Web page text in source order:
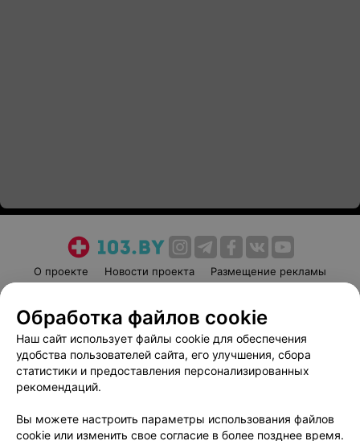
О проекте Новости проекта
Размещение рекламы
Пользовательское соглашение
Способы оплаты
Вакансии
Партнеры
Написать руководителю 103.by
Обработка персональных данных
Обработка файлов cookie
Наш сайт использует файлы cookie для обеспечения
удобства пользователей сайта, его улучшения, сбора
статистики и предоставления персонализированных
рекомендаций.
Вы можете настроить параметры использования файлов
cookie или изменить свое согласие в более позднее время.